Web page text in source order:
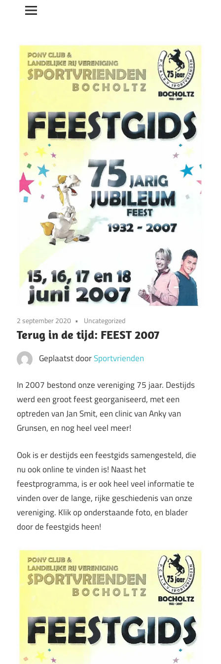
2 september 2020 Uncategorized
Terug in de tijd: FEEST 2007
Geplaatst doorSportvrienden
In 2007 bestond onze vereniging 75 jaar. Destijds
werd een groot feest georganiseerd, met een
optreden van Jan Smit, een clinic van Anky van
Grunsen, en nog heel veel meer!
Ook is er destijds een feestgids samengesteld, die
nu ook online te vinden is! Naast het
feestprogramma, is er ook heel veel informatie te
vinden over de lange, rijke geschiedenis van onze
vereniging. Klik op onderstaande foto, en blader
door de feestgids heen!